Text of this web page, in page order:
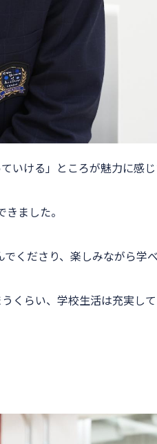
いける」ところが魅力に感
ました。
くださり、楽しみながら学べ
くらい、学校生活は充実して